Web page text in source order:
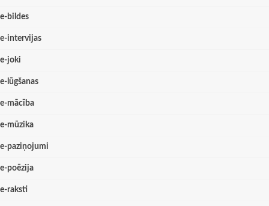
e-bildes
e-intervijas
e-joki
e-lūgšanas
e-mācība
e-mūzika
e-paziņojumi
e-poēzija
e-raksti